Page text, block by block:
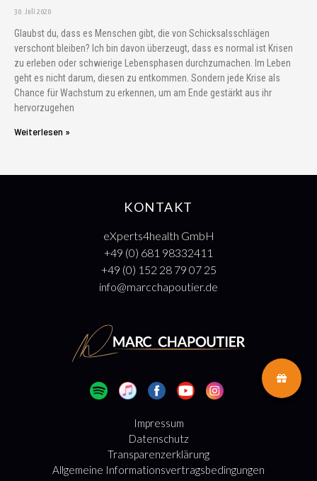
30. Juli 2020
Glaubst du, dass es Menschen gibt, die von Schicksalsschlägen
verschont bleiben? Ich bin davon überzeugt, dass es normal ist Krisen
zu erleben oder schwierige Lebensphasen durchzumachen. Im Leben
geht es nicht darum, diesen zu entkommen. Sondern jede Krise als
Chance für Wachstum zu erkennen, um am Ende gestärkt aus ihr
hervorzugehen
Weiterlesen »
KONTAKT
eXperts4health GmbH
+49 (0) 681 98332411
+49 (0) 152 28 79 07 25
info@marcchapoutier.de
Impressum
Datenschutz
Transparenzerklärung
Allgemeine Informationsvertragsbedingungen